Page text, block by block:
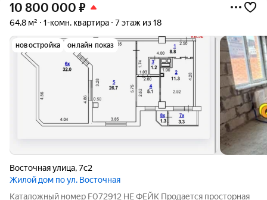
10 800 000 ₽
64,8 м² 1-комн. квартира 7 этаж из 18
новостройка онлайн показ
Восточная улица,7с2
Жилой дом по ул. Восточная
Каталожный номер F072912 НЕ ФЕЙК Продается просторная